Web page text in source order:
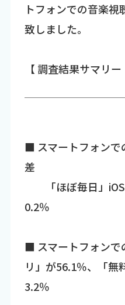
トフォンでの音楽
致しました。
【 調査結果サマリ
■ スマートフォンで
差
「ほぼ毎日」iOS
0.2％
■ スマートフォンで
リ」が56.1％、「無
3.2％